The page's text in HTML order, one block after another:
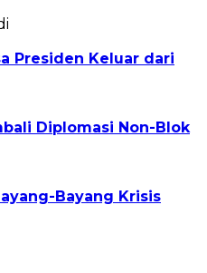
Presiden Keluar dari
Diplomasi Non-Blok
Bayang Krisis